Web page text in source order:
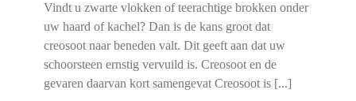
Vindt u zwarte vlokken of teerachtige brokken onder
uw haard of kachel? Dan is de kans groot dat
creosoot naar beneden valt. Dit geeft aan dat uw
schoorsteen ernstig vervuild is. Creosoot en de
gevaren daarvan kort samengevat Creosoot is [...]